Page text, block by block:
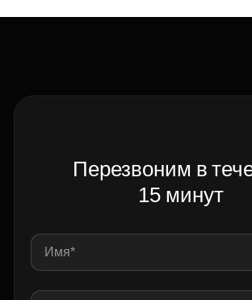
Перезвоним в
15 минут